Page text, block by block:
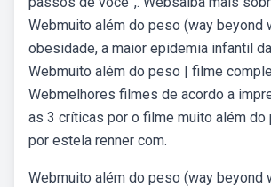
Webmuito além do peso (way beyond
obesidade, a maior epidemia infantil
Webmuito além do peso | filme
Webmelhores filmes de acordo a
as 3 críticas por o filme muito além do
por estela renner com.
Webmuito além do peso (way beyond